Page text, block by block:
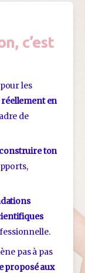
c’est
les
réellement en
de
construire ton
pas à pas
proposé aux